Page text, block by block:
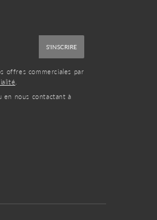
S'INSCRIRE
offres commerciales par
en nous contactant à